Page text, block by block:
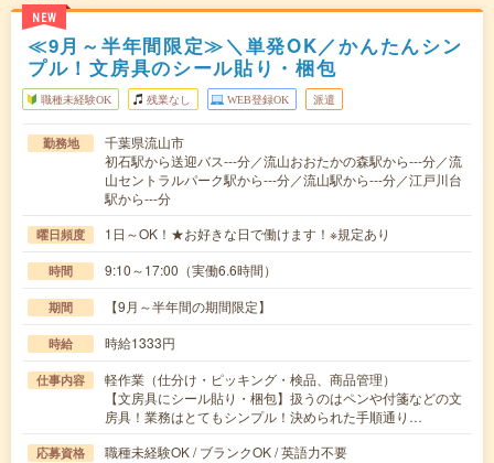
NEW
≪9月～半年間限定≫＼単発OK／かんたんシン
プル！文房具のシール貼り・梱包
職種未経験OK 残業なし WEB登録OK 派遣
勤務地
千葉県流山市
初石駅から送迎バス---分／流山おおたかの森駅から---分／流
山セントラルパーク駅から---分／流山駅から---分／江戸川台
駅から---分
曜日頻度 1日～OK！★お好きな日で働けます！※規定あり
時間 9:10～17:00（実働6.6時間）
期間 【9月～半年間の期間限定】
時給 時給1333円
仕事内容
軽作業（仕分け・ピッキング・検品、商品管理）
【文房具にシール貼り・梱包】扱うのはペンや付箋などの文
房具！業務はとてもシンプル！決められた手順通り…
応募資格
職種未経験OK / ブランクOK / 英語力不要